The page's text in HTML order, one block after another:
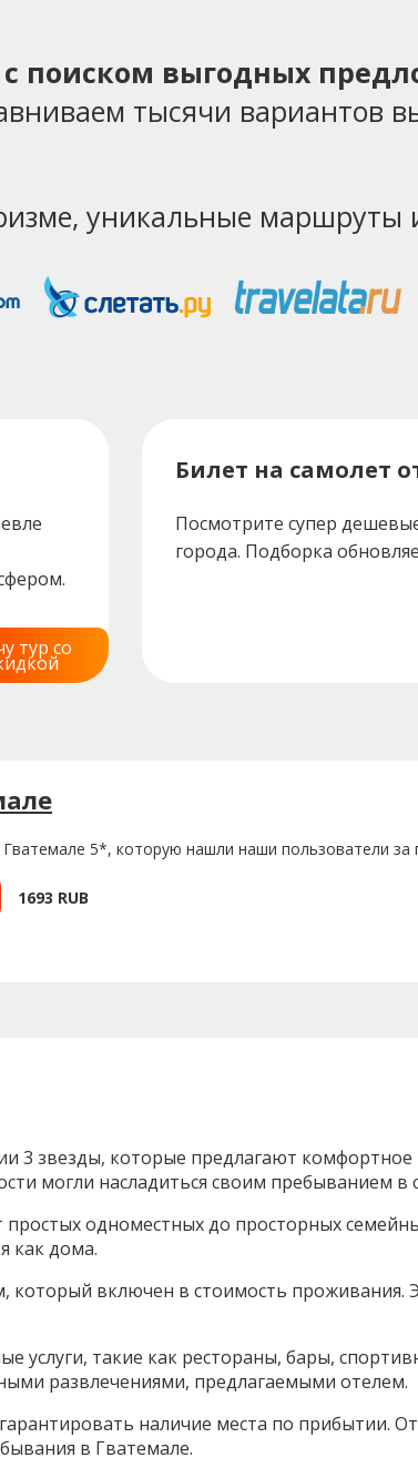
с поиском выгодных
тысячи вариантов
уникальные маршруты
тур со
Билет на самолет
Посмотрите супер
города. Подборка
5*, которую нашли наши пользователи за
1693 RUB
3 звезды, которые предлагают
могли насладиться своим пребыванием в
одноместных до просторных
как дома.
который включен в стоимость проживания.
услуги, такие как рестораны, бары,
развлечениями, предлагаемыми отелем.
наличие места по прибытии.
в Гватемале.